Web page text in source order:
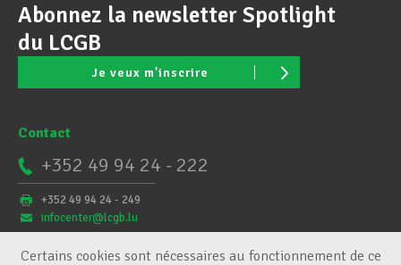
Abonnez la newsletter Spotlight
du LCGB
Je veux m'inscrire
Contact
+352 49 94 24 - 222
+352 49 94 24 - 249
infocenter@lcgb.lu
Certains cookies sont nécessaires au fonctionnement de ce